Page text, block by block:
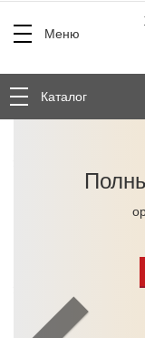
Меню
Каталог